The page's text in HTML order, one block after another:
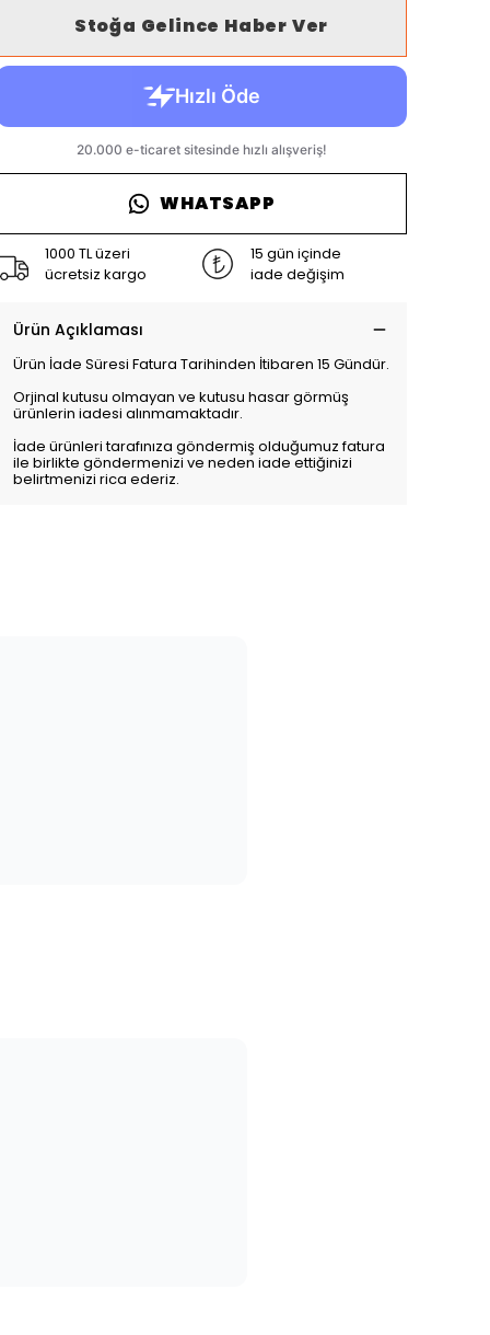
Stoğa Gelince Haber Ver
WHATSAPP
1000 TL üzeri
ücretsiz kargo
15 gün içinde
iade değişim
Ürün Açıklaması
Ürün İade Süresi Fatura Tarihinden İtibaren 15 Gündür.
Orjinal kutusu olmayan ve kutusu hasar görmüş
ürünlerin iadesi alınmamaktadır.
İade ürünleri tarafınıza göndermiş olduğumuz fatura
ile birlikte göndermenizi ve neden iade ettiğinizi
belirtmenizi rica ederiz.